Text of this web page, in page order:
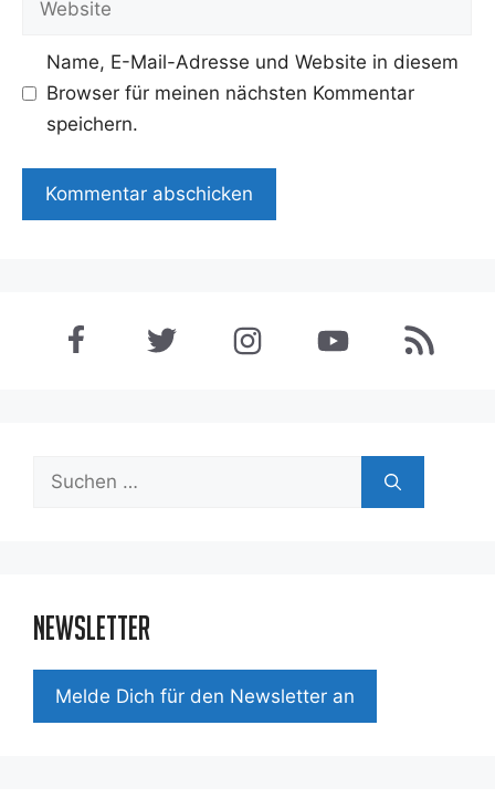
Name, E-Mail-Adresse und Website in diesem
Browser für meinen nächsten Kommentar
speichern.
Suchen
Newsletter
Mel­de Dich für den News­let­ter an